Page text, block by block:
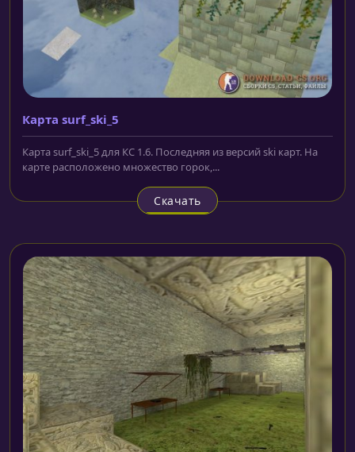
Карта surf_ski_5
Карта surf_ski_5 для КС 1.6. Последняя из версий ski карт. На
карте расположено множество горок,...
Скачать